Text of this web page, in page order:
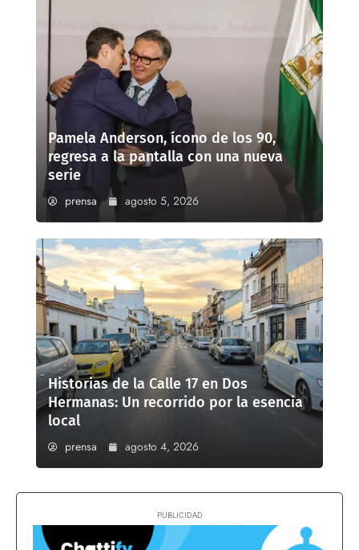
Pamela Anderson, ícono de los 90,
regresa a la pantalla con una nueva
serie
prensa agosto 5, 2026
Historias de la Calle 17 en Dos
Hermanas: Un recorrido por la esencia
local
prensa agosto 4, 2026